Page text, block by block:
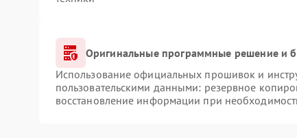
Оригинальные программные решение и
Использование официальных прошивок и
пользовательскими данными: резервное
восстановление информации при